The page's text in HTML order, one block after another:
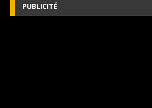
PUBLICITÉ